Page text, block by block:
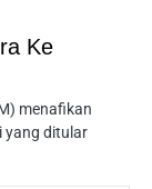
Ke
menafikan
yang ditular